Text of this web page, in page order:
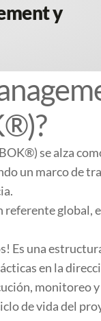
y
se alza
un marco de
global,
Es una
en la
monitoreo
de vida del